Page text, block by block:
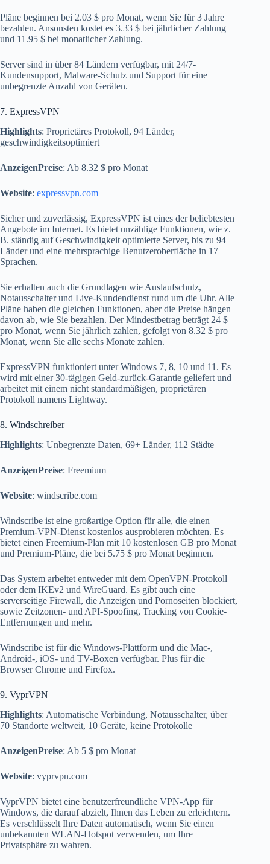
Pläne beginnen bei 2.03 $ pro Monat, wenn Sie für 3 Jahre
bezahlen. Ansonsten kostet es 3.33 $ bei jährlicher Zahlung
und 11.95 $ bei monatlicher Zahlung.
Server sind in über 84 Ländern verfügbar, mit 24/7-
Kundensupport, Malware-Schutz und Support für eine
unbegrenzte Anzahl von Geräten.
7. ExpressVPN
Highlights: Proprietäres Protokoll, 94 Länder,
geschwindigkeitsoptimiert
AnzeigenPreise: Ab 8.32 $ pro Monat
Website: expressvpn.com
Sicher und zuverlässig, ExpressVPN ist eines der beliebtesten
Angebote im Internet. Es bietet unzählige Funktionen, wie z.
B. ständig auf Geschwindigkeit optimierte Server, bis zu 94
Länder und eine mehrsprachige Benutzeroberfläche in 17
Sprachen.
Sie erhalten auch die Grundlagen wie Auslaufschutz,
Notausschalter und Live-Kundendienst rund um die Uhr. Alle
Pläne haben die gleichen Funktionen, aber die Preise hängen
davon ab, wie Sie bezahlen. Der Mindestbetrag beträgt 24 $
pro Monat, wenn Sie jährlich zahlen, gefolgt von 8.32 $ pro
Monat, wenn Sie alle sechs Monate zahlen.
ExpressVPN funktioniert unter Windows 7, 8, 10 und 11. Es
wird mit einer 30-tägigen Geld-zurück-Garantie geliefert und
arbeitet mit einem nicht standardmäßigen, proprietären
Protokoll namens Lightway.
8. Windschreiber
Highlights: Unbegrenzte Daten, 69+ Länder, 112 Städte
AnzeigenPreise: Freemium
Website: windscribe.com
Windscribe ist eine großartige Option für alle, die einen
Premium-VPN-Dienst kostenlos ausprobieren möchten. Es
bietet einen Freemium-Plan mit 10 kostenlosen GB pro Monat
und Premium-Pläne, die bei 5.75 $ pro Monat beginnen.
Das System arbeitet entweder mit dem OpenVPN-Protokoll
oder dem IKEv2 und WireGuard. Es gibt auch eine
serverseitige Firewall, die Anzeigen und Pornoseiten blockiert,
sowie Zeitzonen- und API-Spoofing, Tracking von Cookie-
Entfernungen und mehr.
Windscribe ist für die Windows-Plattform und die Mac-,
Android-, iOS- und TV-Boxen verfügbar. Plus für die
Browser Chrome und Firefox.
9. VyprVPN
Highlights: Automatische Verbindung, Notausschalter, über
70 Standorte weltweit, 10 Geräte, keine Protokolle
AnzeigenPreise: Ab 5 $ pro Monat
Website: vyprvpn.com
VyprVPN bietet eine benutzerfreundliche VPN-App für
Windows, die darauf abzielt, Ihnen das Leben zu erleichtern.
Es verschlüsselt Ihre Daten automatisch, wenn Sie einen
unbekannten WLAN-Hotspot verwenden, um Ihre
Privatsphäre zu wahren.